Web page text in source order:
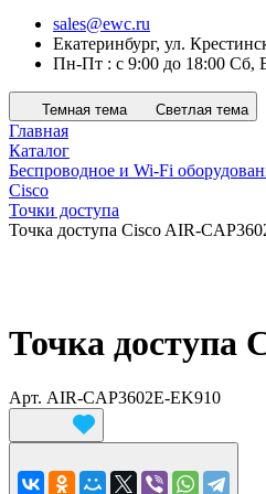
sales@ewc.ru
Екатеринбург, ул.
Пн-Пт : с 9:00 до 18:00 Сб,
Темная тема Светлая тема
Главная
Каталог
Беспроводное и Wi-Fi
Cisco
Точки доступа
Точка доступа Cisco AIR-
Точка доступа
Арт. AIR-CAP3602E-EK910